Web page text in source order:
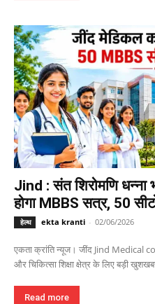
Jind : संत शिरोमणि
होगा MBBS सत्र, 50
हेल्थ ekta kranti - 02/06/2026
एकता क्रांति न्यूज। जींद Jind Medical
और चिकित्सा शिक्षा क्षेत्र के लिए बड़ी
Read more